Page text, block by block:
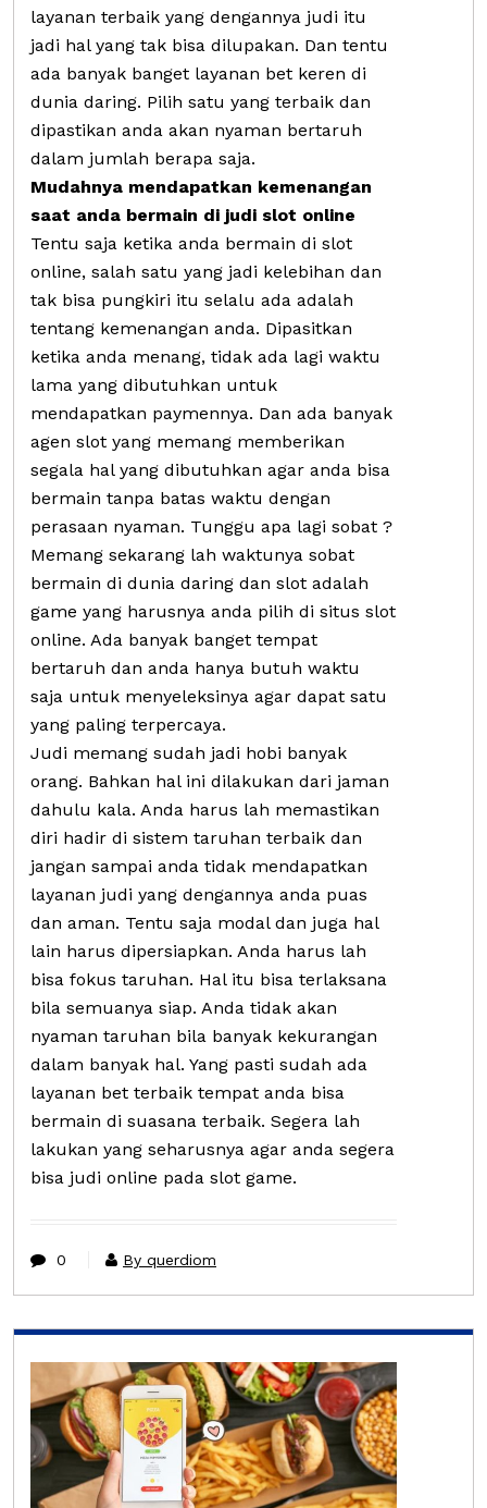
layanan terbaik yang dengannya judi itu
jadi hal yang tak bisa dilupakan. Dan tentu
ada banyak banget layanan bet keren di
dunia daring. Pilih satu yang terbaik dan
dipastikan anda akan nyaman bertaruh
dalam jumlah berapa saja.
Mudahnya mendapatkan kemenangan
saat anda bermain di judi slot online
Tentu saja ketika anda bermain di slot
online, salah satu yang jadi kelebihan dan
tak bisa pungkiri itu selalu ada adalah
tentang kemenangan anda. Dipasitkan
ketika anda menang, tidak ada lagi waktu
lama yang dibutuhkan untuk
mendapatkan paymennya. Dan ada banyak
agen slot yang memang memberikan
segala hal yang dibutuhkan agar anda bisa
bermain tanpa batas waktu dengan
perasaan nyaman. Tunggu apa lagi sobat ?
Memang sekarang lah waktunya sobat
bermain di dunia daring dan slot adalah
game yang harusnya anda pilih di situs slot
online. Ada banyak banget tempat
bertaruh dan anda hanya butuh waktu
saja untuk menyeleksinya agar dapat satu
yang paling terpercaya.
Judi memang sudah jadi hobi banyak
orang. Bahkan hal ini dilakukan dari jaman
dahulu kala. Anda harus lah memastikan
diri hadir di sistem taruhan terbaik dan
jangan sampai anda tidak mendapatkan
layanan judi yang dengannya anda puas
dan aman. Tentu saja modal dan juga hal
lain harus dipersiapkan. Anda harus lah
bisa fokus taruhan. Hal itu bisa terlaksana
bila semuanya siap. Anda tidak akan
nyaman taruhan bila banyak kekurangan
dalam banyak hal. Yang pasti sudah ada
layanan bet terbaik tempat anda bisa
bermain di suasana terbaik. Segera lah
lakukan yang seharusnya agar anda segera
bisa judi online pada slot game.
0 By querdiom